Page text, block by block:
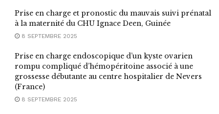
Prise en charge et pronostic du mauvais suivi prénatal
à la maternité du CHU Ignace Deen, Guinée
8 SEPTEMBRE 2025
Prise en charge endoscopique d’un kyste ovarien
rompu compliqué d’hémopéritoine associé à une
grossesse débutante au centre hospitalier de Nevers
(France)
8 SEPTEMBRE 2025